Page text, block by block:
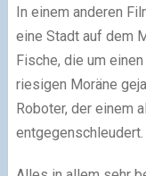
In einem anderen
eine Stadt auf dem
Fische, die um
riesigen Moräne
Roboter, der einem
entgegenschleudert.